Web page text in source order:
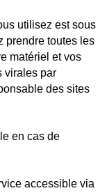
utilisez est sous
prendre toutes les
matériel et vos
virales par
des sites
en cas de
accessible via